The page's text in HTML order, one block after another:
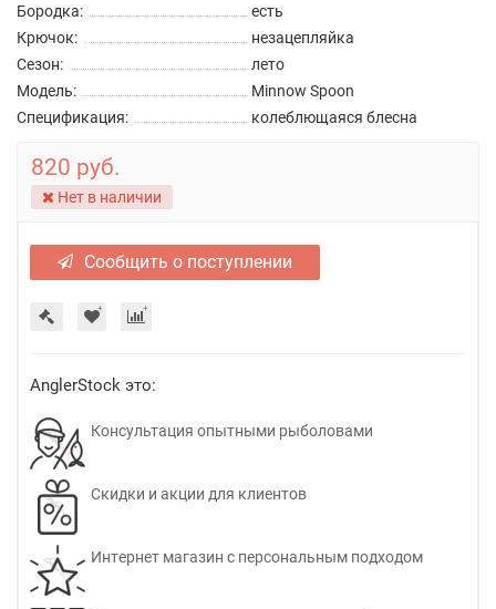
Бородка:
есть
Крючок:
незацепляйка
Сезон:
лето
Модель:
Minnow Spoon
Спецификация:
колеблющаяся блесна
820 руб.
Нет в наличии
Сообщить о поступлении
AnglerStock это:
Консультация опытными рыболовами
Скидки и акции для клиентов
Интернет магазин с персональным подходом